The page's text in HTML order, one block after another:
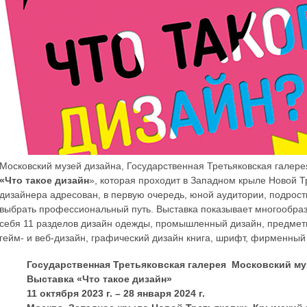
Московский музей дизайна, Государственная Третьяковская
«Что такое дизайн», которая проходит в Западном крыле Новой
дизайнера адресован, в первую очередь, юной аудитории,
выбрать профессиональный путь. Выставка показывает
себя 11 разделов дизайн одежды, промышленный дизайн,
гейм- и веб-дизайн, графический дизайн книга, шрифт, фирменный
Государственная Третьяковская галерея Московский
Выставка «Что такое дизайн»
11 октября 2023 г. – 28 января 2024 г.